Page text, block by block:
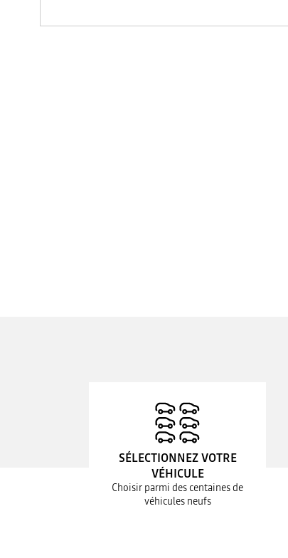
SÉLECTIONNEZ VOTRE
VÉHICULE
Choisir parmi des centaines de
véhicules neufs